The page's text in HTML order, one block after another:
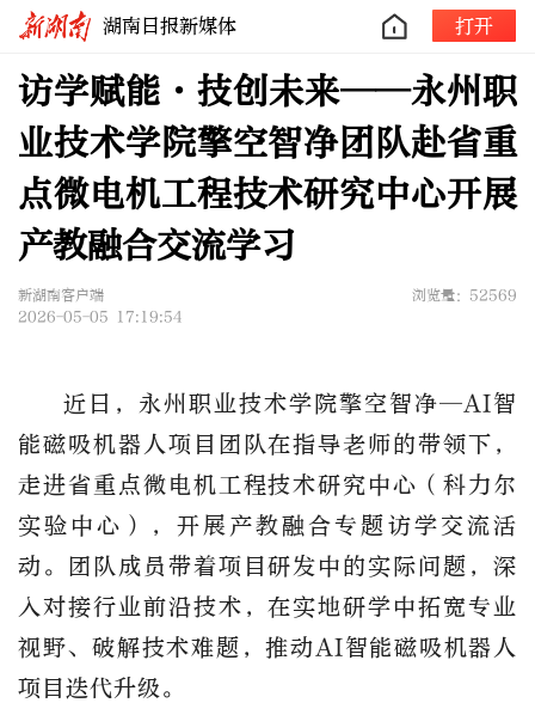
湖南日报新媒体 打开
访学赋能·技创未来——永州职
业技术学院擎空智净团队赴省重
点微电机工程技术研究中心开展
产教融合交流学习
新湖南客户端
浏览量：52569
2026-05-05 17:19:54
近日，永州职业技术学院擎空智净—AI智
能磁吸机器人项目团队在指导老师的带领下，
走进省重点微电机工程技术研究中心（科力尔
实验中心），开展产教融合专题访学交流活
动。团队成员带着项目研发中的实际问题，深
入对接行业前沿技术，在实地研学中拓宽专业
视野、破解技术难题，推动AI智能磁吸机器人
项目迭代升级。